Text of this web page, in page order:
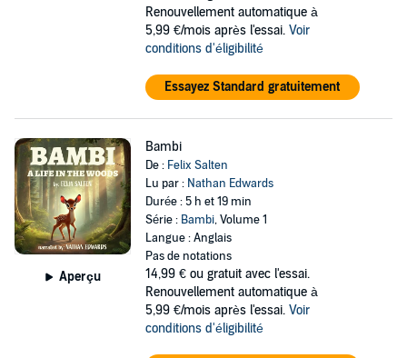
Renouvellement automatique à
5,99 €/mois après l'essai. Voir
conditions d'éligibilité
Essayez Standard gratuitement
Aperçu
Bambi
De : Felix Salten
Lu par : Nathan Edwards
Durée : 5 h et 19 min
Série : Bambi, Volume 1
Langue : Anglais
Pas de notations
14,99 € ou gratuit avec l'essai.
Renouvellement automatique à
5,99 €/mois après l'essai. Voir
conditions d'éligibilité